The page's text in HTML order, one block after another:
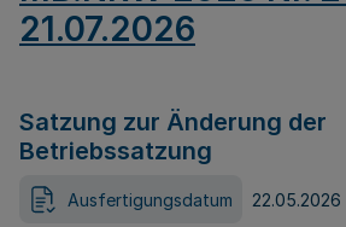
21.07.2026
Satzung zur Änderung der
Betriebssatzung
Ausfertigungsdatum 22.05.2026